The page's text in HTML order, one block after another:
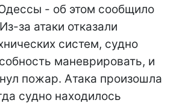
- об этом сообщило
за атаки отказали
систем, судно
маневрировать, и
пожар. Атака произошла
судно находилось